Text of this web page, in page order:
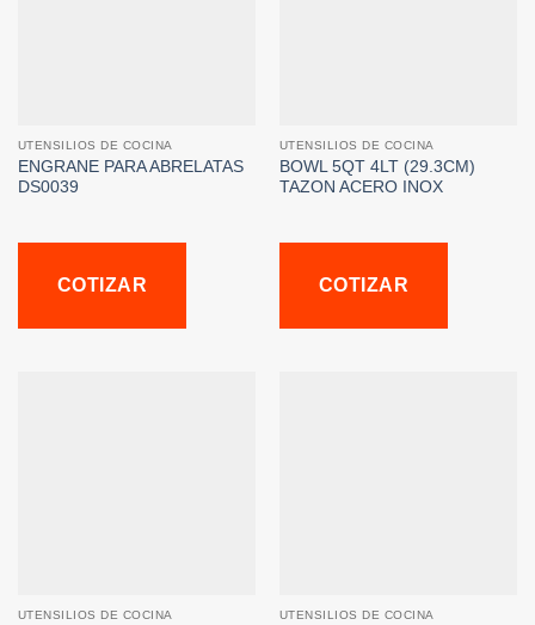
UTENSILIOS DE COCINA
ENGRANE PARA ABRELATAS
DS0039
COTIZAR
UTENSILIOS DE COCINA
BOWL 5QT 4LT (29.3CM)
TAZON ACERO INOX
COTIZAR
UTENSILIOS DE COCINA UTENSILIOS DE COCINA